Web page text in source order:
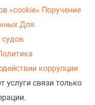
«cookie» Поручение
Для
судов
коррупции
связи только